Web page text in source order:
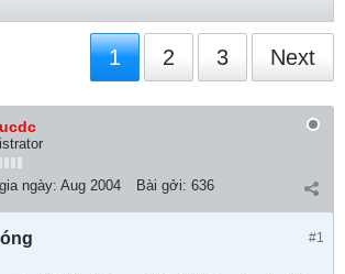
1 2 3 Next
ngày: Aug 2004 Bài gởi: 636
#1